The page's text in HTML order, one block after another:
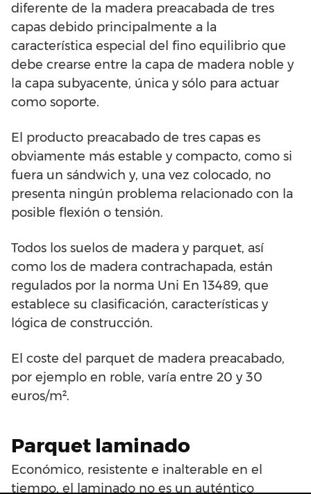
diferente de la madera preacabada de tres
capas debido principalmente a la
característica especial del fino equilibrio que
debe crearse entre la capa de madera noble y
la capa subyacente, única y sólo para actuar
como soporte.
El producto preacabado de tres capas es
obviamente más estable y compacto, como si
fuera un sándwich y, una vez colocado, no
presenta ningún problema relacionado con la
posible flexión o tensión.
Todos los suelos de madera y parquet, así
como los de madera contrachapada, están
regulados por la norma Uni En 13489, que
establece su clasificación, características y
lógica de construcción.
El coste del parquet de madera preacabado,
por ejemplo en roble, varía entre 20 y 30
euros/m².
Parquet laminado
Económico, resistente e inalterable en el
tiempo, el laminado no es un auténtico